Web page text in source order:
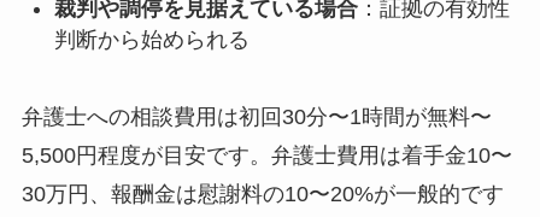
裁判や調停を見据えている場合：証拠の有効性
判断から始められる
弁護士への相談費用は初回30分〜1時間が無料〜
5,500円程度が目安です。弁護士費用は着手金10〜
30万円、報酬金は慰謝料の10〜20%が一般的です